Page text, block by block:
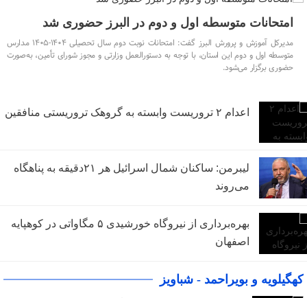
امتحانات متوسطه اول و دوم در البرز حضوری شد
مدیرکل آموزش و پرورش البرز گفت: امتحانات نوبت دوم سال تحصیلی ۱۴۰۴-۱۴۰۵ مدارس
متوسطه اول و دوم این استان، با توجه به دستورالعمل وزارتی و مجوز شورای تأمین، به‌صورت
حضوری برگزار می‌شود.
اعدام ۲ تروریست وابسته به گروهک تروریستی منافقین
لیبرمن: ساکنان شمال اسرائیل هر ۲۱دقیقه به پناهگاه
می‌روند
بهره‌برداری از نیروگاه خورشیدی ۵ مگاواتی در کوهپایه
اصفهان
کهگیلویه و بویراحمد - شباویز